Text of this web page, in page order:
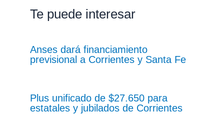
Te puede interesar
Anses dará financiamiento
previsional a Corrientes y Santa Fe
Plus unificado de $27.650 para
estatales y jubilados de Corrientes